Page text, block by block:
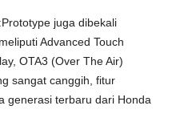
juga dibekali
Advanced Touch
OTA3 (Over The Air)
sangat canggih, fitur
generasi terbaru dari Honda